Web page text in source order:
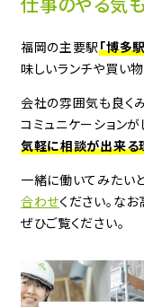
福岡の主要駅「博多
味しいランチや買い
会社の雰囲気も良く
コミュニケーション
気軽に相談が出来る
一緒に働いてみたい
合わせください。 なお
ぜひご覧ください。